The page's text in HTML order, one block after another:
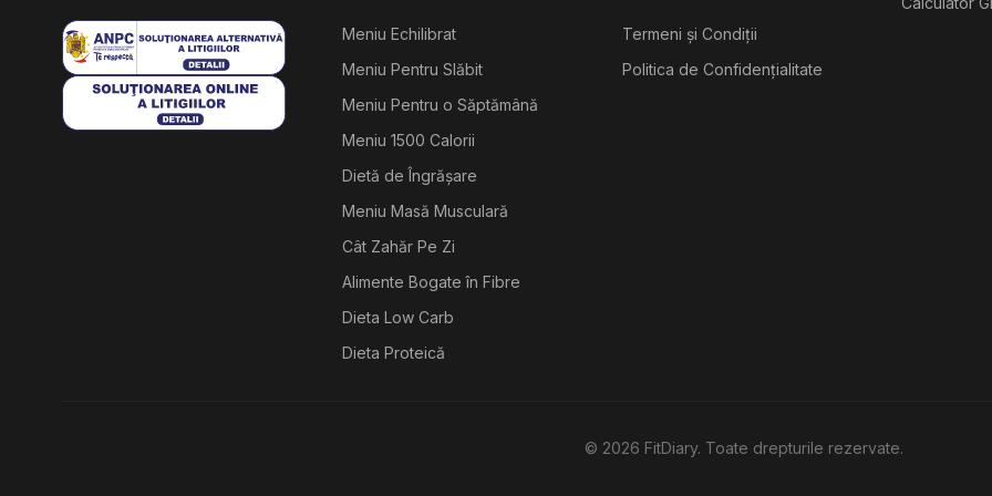
Meniu Echilibrat
Meniu Pentru Slăbit
Meniu Pentru o Săptămână
Meniu 1500 Calorii
Dietă de Îngrășare
Meniu Masă Musculară
Cât Zahăr Pe Zi
Alimente Bogate în Fibre
Dieta Low Carb
Dieta Proteică
Termeni și Condiții
Politica de Confidențialitate
© 2026 FitDiary. Toate drepturile rezervate.